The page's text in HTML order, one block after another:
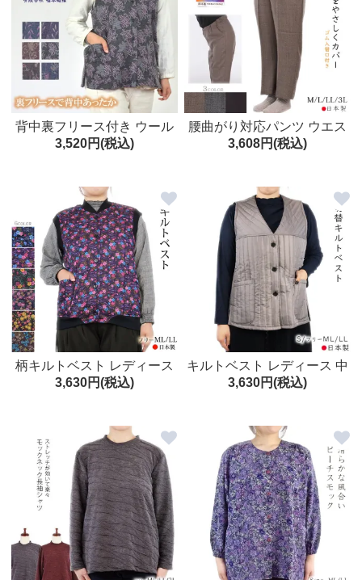
背中裏フリース付き ウール
混ベスト ボタニカル柄 フリ
ニカル柄 防寒着 日本製 シニ
アファッション 高齢者
3,520円(税込)
腰曲がり対応パンツ ウエス
ト総ゴム 腰らく レディース
ニア
3,608円(税込)
柄キルトベスト レディース
中綿入り 防寒 フリーML/LL
3,630円(税込)
キルトベスト レディース 中
綿入り 切替デザイン 防寒 S/
3,630円(税込)